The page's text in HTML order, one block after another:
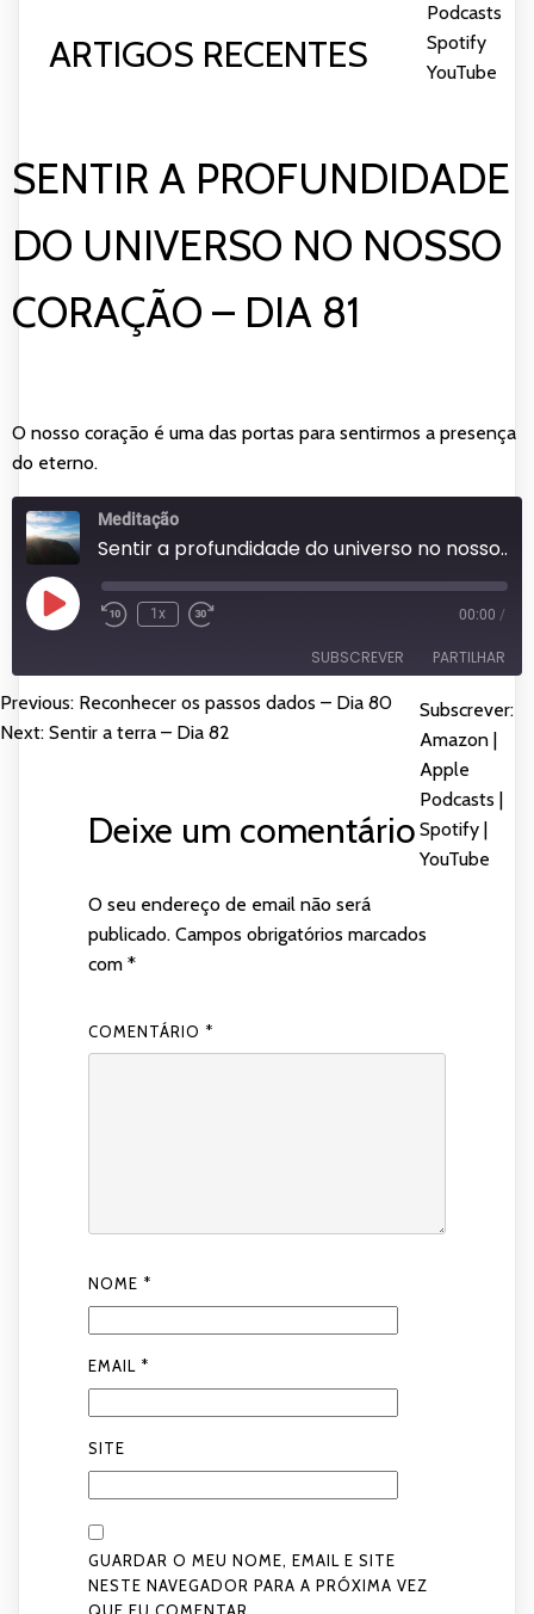
INCORPORAR
Podcasts
Spotify
YouTube
SENTIR A PROFUNDIDADE
DO UNIVERSO NO NOSSO
CORAÇÃO – DIA 81
O nosso coração é uma das portas para sentirmos a presença
do eterno.
Meditação
Sentir a profundidade do universo no nosso coração - Dia 81
Reproduzir
episódio
1x 00:00 /
SUBSCREVER PARTILHAR
Amazon
PARTILHAR
INCORPORAR
Subscrever:
Amazon |
Apple
Podcasts |
Spotify |
YouTube
NAVEGAÇÃO
ARTIGOS
Previous: Reconhecer os passos dados – Dia 80
Next: Sentir a terra – Dia 82
Deixe um comentário
O seu endereço de email não será
publicado. Campos obrigatórios marcados
com*
COMENTÁRIO *
NOME *
EMAIL *
SITE
GUARDAR O MEU NOME, EMAIL E SITE
NESTE NAVEGADOR PARA A PRÓXIMA VEZ
ARTIGOS RECENTES